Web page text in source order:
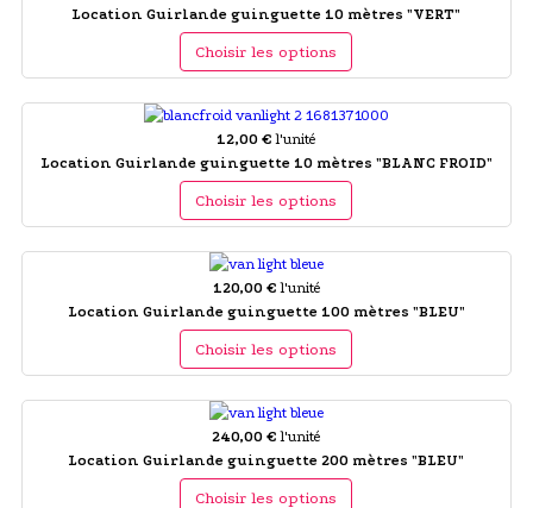
Location Guirlande guinguette 10 mètres "VERT"
Choisir les options
12,00 € l'unité
Location Guirlande guinguette 10 mètres "BLANC FROID"
Choisir les options
120,00 € l'unité
Location Guirlande guinguette 100 mètres "BLEU"
Choisir les options
240,00 € l'unité
Location Guirlande guinguette 200 mètres "BLEU"
Choisir les options